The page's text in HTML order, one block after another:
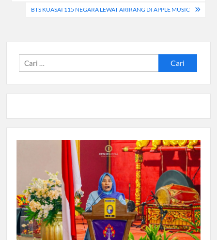
BTS KUASAI 115 NEGARA LEWAT ARIRANG DI APPLE MUSIC
Cari
untuk: